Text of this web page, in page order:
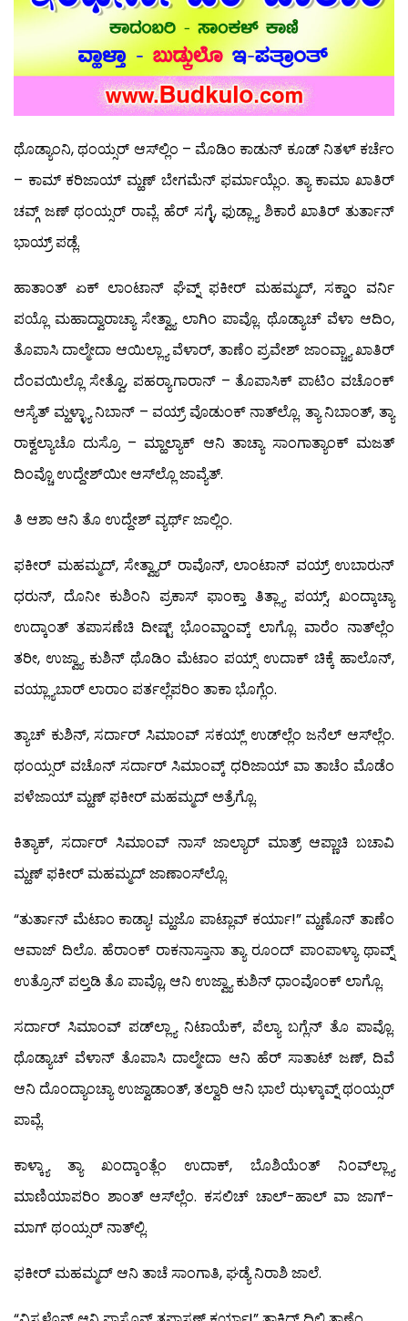
ಥೊಡ್ಯಾಂನಿ, ಥಂಯ್ಸರ್ ಆಸ್‍ಲ್ಲಿಂ – ಮೊಡಿಂ ಕಾಡುನ್ ಕೂಡ್ ನಿತಳ್ ಕರ್ಚೆಂ
– ಕಾಮ್ ಕರಿಜಾಯ್ ಮ್ಹಣ್ ಬೇಗಮೆನ್ ಫರ್ಮಾಯ್ಲೆಂ. ತ್ಯಾ ಕಾಮಾ ಖಾತಿರ್
ಚವ್ಗ್ ಜಣ್ ಥಂಯ್ಸರ್ ರಾವ್ಲೆ. ಹೆರ್ ಸಗ್ಳೆ, ಫುಡ್ಲ್ಯಾ ಶಿಕಾರೆ ಖಾತಿರ್ ತುರ್ತಾನ್
ಭಾಯ್ರ್ ಪಡ್ಲೆ.
ಹಾತಾಂತ್ ಏಕ್ ಲಾಂಟಾನ್ ಘೆವ್ನ್ ಫಕೀರ್ ಮಹಮ್ಮದ್, ಸಕ್ಡಾಂ ವರ್ನಿ
ಪಯ್ಲೊ ಮಹಾದ್ವಾರಾಚ್ಯಾ ಸೇತ್ವ್ಯಾ ಲಾಗಿಂ ಪಾವ್ಲೊ. ಥೊಡ್ಯಾಚ್ ವೆಳಾ ಆದಿಂ,
ತೊಪಾಸಿ ದಾಲ್ಮೇದಾ ಆಯಿಲ್ಲ್ಯಾ ವೆಳಾರ್, ತಾಣೆಂ ಪ್ರವೇಶ್ ಜಾಂವ್ಚ್ಯಾ ಖಾತಿರ್
ದೆಂವಯಿಲ್ಲೊ ಸೇತ್ವೊ, ಪಹರ‍್ಯಾಗಾರಾನ್ – ತೊಪಾಸಿಕ್ ಪಾಟಿಂ ವಚೊಂಕ್
ಆಸ್ಯೆತ್ ಮ್ಹಳ್ಳ್ಯಾ ನಿಬಾನ್ – ವಯ್ರ್ ವೊಡುಂಕ್ ನಾತ್‍ಲ್ಲೊ. ತ್ಯಾ ನಿಬಾಂತ್, ತ್ಯಾ
ರಾಕ್ವಲ್ಯಾಚೊ ದುಸ್ರೊ – ಮ್ಹಾಲ್ಯಾಕ್ ಆನಿ ತಾಚ್ಯಾ ಸಾಂಗಾತ್ಯಾಂಕ್ ಮಜತ್
ದಿಂವ್ಚೊ ಉದ್ದೇಶ್‍ಯೀ ಆಸ್‍ಲ್ಲೊ ಜಾವ್ಯೆತ್.
ತಿ ಆಶಾ ಆನಿ ತೊ ಉದ್ದೇಶ್ ವ್ಯರ್ಥ್ ಜಾಲ್ಲಿಂ.
ಫಕೀರ್ ಮಹಮ್ಮದ್, ಸೇತ್ವ್ಯಾರ್ ರಾವೊನ್, ಲಾಂಟಾನ್ ವಯ್ರ್ ಉಬಾರುನ್
ಧರುನ್, ದೊನೀ ಕುಶಿಂನಿ ಪ್ರಕಾಸ್ ಫಾಂಕ್ತಾ ತಿತ್ಲ್ಯಾ ಪಯ್ಸ್, ಖಂದ್ಕಾಚ್ಯಾ
ಉದ್ಕಾಂತ್ ತಪಾಸಣೆಚಿ ದೀಷ್ಟ್ ಭೊಂವ್ಡಾಂವ್ಕ್ ಲಾಗ್ಲೊ. ವಾರೆಂ ನಾತ್‍ಲ್ಲೆಂ
ತರೀ, ಉಜ್ವ್ಯಾ ಕುಶಿನ್ ಥೊಡಿಂ ಮೆಟಾಂ ಪಯ್ಸ್ ಉದಾಕ್ ಚಿಕ್ಕೆ ಹಾಲೊನ್,
ವಯ್ಲ್ಯಾಬಾರ್ ಲಾರಾಂ ಪರ್ತಲ್ಲೆಪರಿಂ ತಾಕಾ ಭೊಗ್ಲೆಂ.
ತ್ಯಾಚ್ ಕುಶಿನ್, ಸರ್ದಾರ್ ಸಿಮಾಂವ್ ಸಕಯ್ಲ್ ಉಡ್‍ಲ್ಲೆಂ ಜನೆಲ್ ಆಸ್‍ಲ್ಲೆಂ.
ಥಂಯ್ಸರ್ ವಚೊನ್ ಸರ್ದಾರ್ ಸಿಮಾಂವ್ಕ್ ಧರಿಜಾಯ್ ವಾ ತಾಚೆಂ ಮೊಡೆಂ
ಪಳೆಜಾಯ್ ಮ್ಹಣ್ ಫಕೀರ್ ಮಹಮ್ಮದ್ ಅತ್ರೆಗ್ಲೊ.
ಕಿತ್ಯಾಕ್, ಸರ್ದಾರ್ ಸಿಮಾಂವ್ ನಾಸ್ ಜಾಲ್ಯಾರ್ ಮಾತ್ರ್ ಆಪ್ಣಾಚಿ ಬಚಾವಿ
ಮ್ಹಣ್ ಫಕೀರ್ ಮಹಮ್ಮದ್ ಜಾಣಾಂಸ್‍ಲ್ಲೊ.
“ತುರ್ತಾನ್ ಮೆಟಾಂ ಕಾಡ್ಯಾ! ಮ್ಹಜೊ ಪಾಟ್ಲಾವ್ ಕರ್ಯಾ!” ಮ್ಹಣೊನ್ ತಾಣೆಂ
ಆವಾಜ್ ದಿಲೊ. ಹೆರಾಂಕ್ ರಾಕನಾಸ್ತಾನಾ ತ್ಯಾ ರೂಂದ್ ಪಾಂಪಾಳ್ಯಾ ಥಾವ್ನ್
ಉತ್ರೊನ್ ಪಲ್ತಡಿ ತೊ ಪಾವ್ಲೊ, ಆನಿ ಉಜ್ವ್ಯಾ ಕುಶಿನ್ ಧಾಂವೊಂಕ್ ಲಾಗ್ಲೊ.
ಸರ್ದಾರ್ ಸಿಮಾಂವ್ ಪಡ್‍ಲ್ಲ್ಯಾ ನಿಟಾಯೆಕ್, ಪೆಲ್ಯಾ ಬಗ್ಲೆನ್ ತೊ ಪಾವ್ಲೊ.
ಥೊಡ್ಯಾಚ್ ವೆಳಾನ್ ತೊಪಾಸಿ ದಾಲ್ಮೇದಾ ಆನಿ ಹೆರ್ ಸಾತಾಟ್ ಜಣ್, ದಿವೆ
ಆನಿ ದೊಂದ್ಯಾಂಚ್ಯಾ ಉಜ್ವಾಡಾಂತ್, ತಲ್ವಾರಿ ಆನಿ ಭಾಲೆ ಝಳ್ಕಾವ್ನ್ ಥಂಯ್ಸರ್
ಪಾವ್ಲೆ.
ಕಾಳ್ಕ್ಯಾ ತ್ಯಾ ಖಂದ್ಕಾಂತ್ಲೆಂ ಉದಾಕ್, ಬೊಶಿಯೆಂತ್ ನಿಂವ್‍ಲ್ಲ್ಯಾ
ಮಾಣಿಯಾಪರಿಂ ಶಾಂತ್ ಆಸ್‍ಲ್ಲೆಂ. ಕಸಲಿಚ್ ಚಾಲ್-ಹಾಲ್ ವಾ ಜಾಗ್-
ಮಾಗ್ ಥಂಯ್ಸರ್ ನಾತ್‍ಲ್ಲಿ.
ಫಕೀರ್ ಮಹಮ್ಮದ್ ಆನಿ ತಾಚೆ ಸಾಂಗಾತಿ, ಘಡ್ಯೆ ನಿರಾಶಿ ಜಾಲೆ.